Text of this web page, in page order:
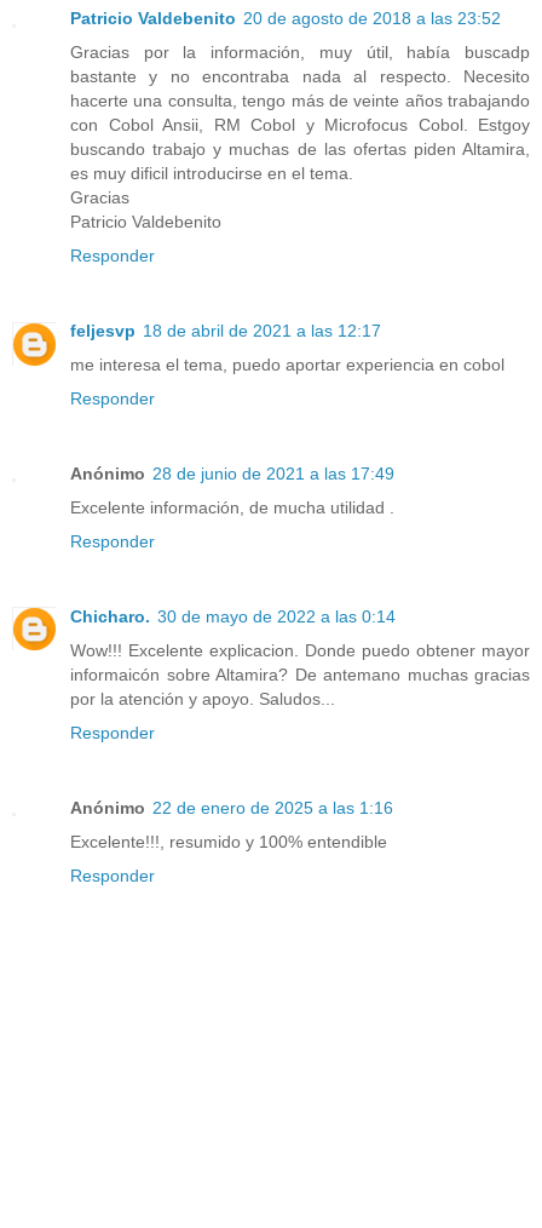
Patricio Valdebenito 20 de agosto de 2018 a las 23:52
Gracias por la información, muy útil, había buscadp
bastante y no encontraba nada al respecto. Necesito
hacerte una consulta, tengo más de veinte años trabajando
con Cobol Ansii, RM Cobol y Microfocus Cobol. Estgoy
buscando trabajo y muchas de las ofertas piden Altamira,
es muy dificil introducirse en el tema.
Gracias
Patricio Valdebenito
Responder
feljesvp 18 de abril de 2021 a las 12:17
me interesa el tema, puedo aportar experiencia en cobol
Responder
Anónimo 28 de junio de 2021 a las 17:49
Excelente información, de mucha utilidad .
Responder
Chicharo. 30 de mayo de 2022 a las 0:14
Wow!!! Excelente explicacion. Donde puedo obtener mayor
informaicón sobre Altamira? De antemano muchas gracias
por la atención y apoyo. Saludos...
Responder
Anónimo 22 de enero de 2025 a las 1:16
Excelente!!!, resumido y 100% entendible
Responder